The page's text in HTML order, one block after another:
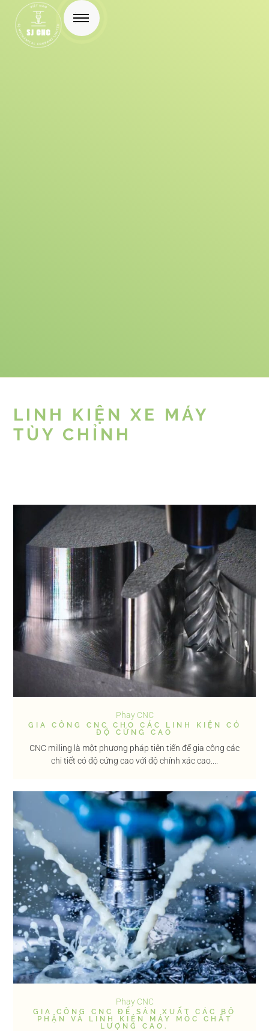
LINH KIỆN XE MÁY
TÙY CHỈNH
Phay CNC
GIA CÔNG CNC CHO CÁC LINH KIỆN CÓ
ĐỘ CỨNG CAO
CNC milling là một phương pháp tiên tiến để gia công các
chi tiết có độ cứng cao với độ chính xác cao....
Phay CNC
GIA CÔNG CNC ĐỂ SẢN XUẤT CÁC BỘ
PHẬN VÀ LINH KIỆN MÁY MÓC CHẤT
LƯỢNG CAO.